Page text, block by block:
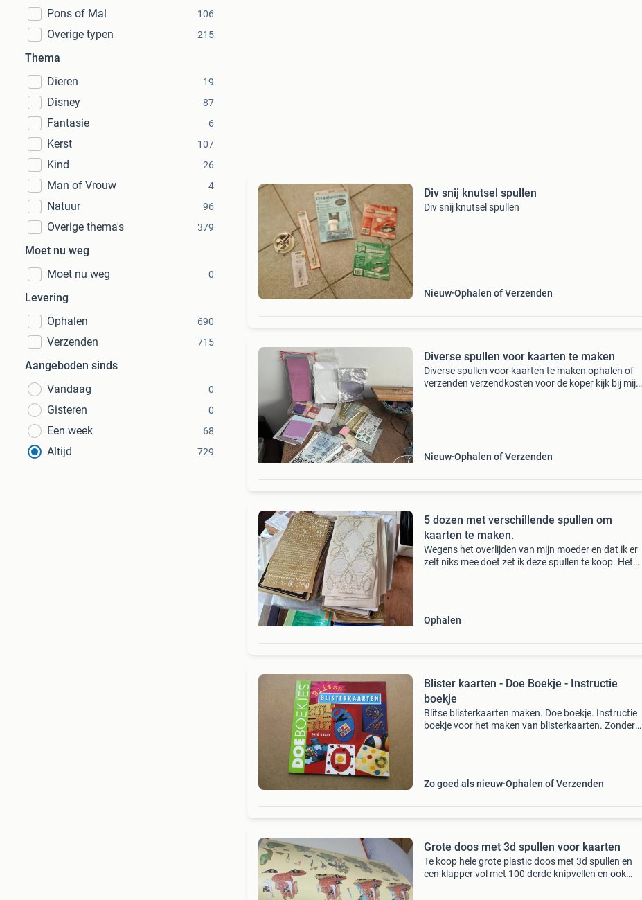
Pons of Mal 106
Overige typen 215
Thema
Dieren
19
Disney 87
Fantasie 6
Kerst 107
Kind 26
Man of Vrouw 4
Natuur 96
Overige thema's 379
Moet nu weg
Moet nu weg
0
Levering
Ophalen
690
Verzenden 715
Aangeboden sinds
Vandaag
0
Gisteren 0
Een week 68
Altijd 729
Div snij knutsel spullen
Div snij knutsel spullen
Nieuw Ophalen of Verzenden
Diverse spullen voor kaarten te maken
Diverse spullen voor kaarten te maken ophalen of
verzenden verzendkosten voor de koper kijk bij mijn
Nieuw Ophalen of Verzenden
5 dozen met verschillende spullen om
kaarten te maken.
Wegens het overlijden van mijn moeder en dat ik er
zelf niks mee doet zet ik deze spullen te koop. Het
Ophalen
Blister kaarten - Doe Boekje - Instructie
boekje
Blitse blisterkaarten maken. Doe boekje. Instructie
boekje voor het maken van blisterkaarten. Zonder
Zo goed als nieuw Ophalen of Verzenden
Grote doos met 3d spullen voor kaarten
Te koop hele grote plastic doos met 3d spullen en
een klapper vol met 100 derde knipvellen en ook